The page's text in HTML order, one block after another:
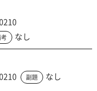
なし
副題 なし